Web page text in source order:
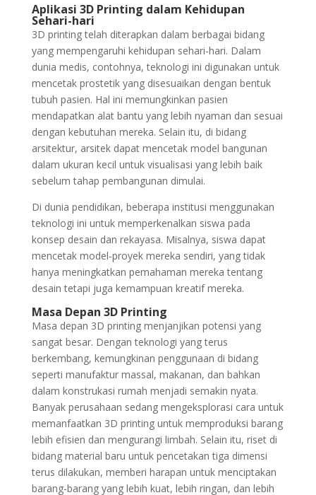
Aplikasi 3D Printing dalam Kehidupan
Sehari-hari
3D printing telah diterapkan dalam berbagai bidang
yang mempengaruhi kehidupan sehari-hari. Dalam
dunia medis, contohnya, teknologi ini digunakan untuk
mencetak prostetik yang disesuaikan dengan bentuk
tubuh pasien. Hal ini memungkinkan pasien
mendapatkan alat bantu yang lebih nyaman dan sesuai
dengan kebutuhan mereka. Selain itu, di bidang
arsitektur, arsitek dapat mencetak model bangunan
dalam ukuran kecil untuk visualisasi yang lebih baik
sebelum tahap pembangunan dimulai.
Di dunia pendidikan, beberapa institusi menggunakan
teknologi ini untuk memperkenalkan siswa pada
konsep desain dan rekayasa. Misalnya, siswa dapat
mencetak model-proyek mereka sendiri, yang tidak
hanya meningkatkan pemahaman mereka tentang
desain tetapi juga kemampuan kreatif mereka.
Masa Depan 3D Printing
Masa depan 3D printing menjanjikan potensi yang
sangat besar. Dengan teknologi yang terus
berkembang, kemungkinan penggunaan di bidang
seperti manufaktur massal, makanan, dan bahkan
dalam konstrukasi rumah menjadi semakin nyata.
Banyak perusahaan sedang mengeksplorasi cara untuk
memanfaatkan 3D printing untuk memproduksi barang
lebih efisien dan mengurangi limbah. Selain itu, riset di
bidang material baru untuk pencetakan tiga dimensi
terus dilakukan, memberi harapan untuk menciptakan
barang-barang yang lebih kuat, lebih ringan, dan lebih